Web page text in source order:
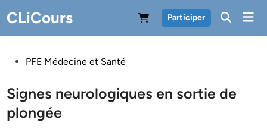
to
content
CLiCours Participer
PostedPFE Médecine et Santé
Signes neurologiques en sortie de
plongée